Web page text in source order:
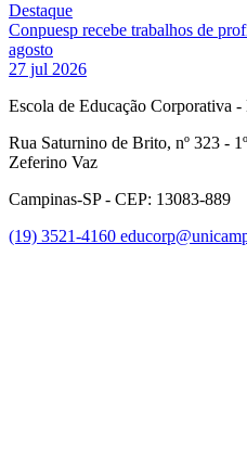
Destaque
Conpuesp recebe trabalhos de
agosto
27 jul 2026
Escola de Educação Corporativa -
Rua Saturnino de Brito, nº 323 -
Zeferino Vaz
Campinas-SP - CEP: 13083-889
(19) 3521-4160